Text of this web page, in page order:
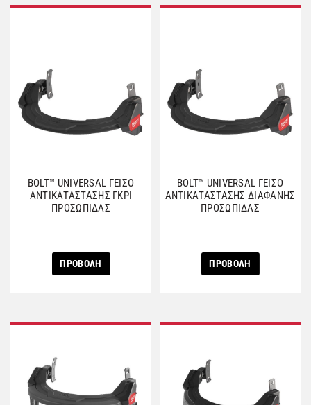
BOLT™ UNIVERSAL ΓΕΙΣΟ
ΑΝΤΙΚΑΤΑΣΤΑΣΗΣ ΓΚΡΙ
ΠΡΟΣΩΠΙΔΑΣ
ΠΡΟΒΟΛΗ
BOLT™ UNIVERSAL ΓΕΙΣΟ
ΑΝΤΙΚΑΤΑΣΤΑΣΗΣ ΔΙΑΦΑΝΗΣ
ΠΡΟΣΩΠΙΔΑΣ
ΠΡΟΒΟΛΗ